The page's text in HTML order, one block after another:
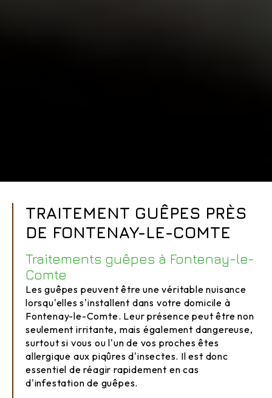
TRAITEMENT GUÊPES PRÈS
DE FONTENAY-LE-COMTE
Traitements guêpes à Fontenay-le-
Comte
Les guêpes peuvent être une véritable nuisance
lorsqu'elles s'installent dans votre domicile à
Fontenay-le-Comte. Leur présence peut être non
seulement irritante, mais également dangereuse,
surtout si vous ou l'un de vos proches êtes
allergique aux piqûres d'insectes. Il est donc
essentiel de réagir rapidement en cas
d'infestation de guêpes.